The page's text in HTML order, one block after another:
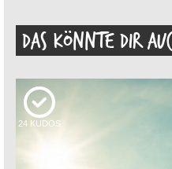
DAS KÖNNTE DIR
24 KUDOS